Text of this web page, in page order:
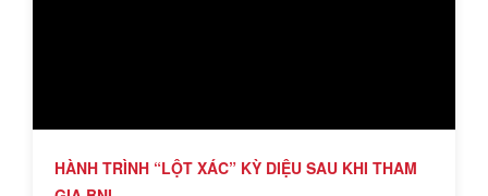
HÀNH TRÌNH “LỘT XÁC” KỲ DIỆU SAU KHI THAM